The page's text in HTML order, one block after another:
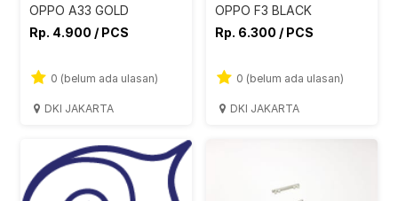
OPPO A33 GOLD
Rp. 4.900 / PCS
0 (belum ada ulasan)
DKI JAKARTA
OPPO F3 BLACK
Rp. 6.300 / PCS
0 (belum ada ulasan)
DKI JAKARTA